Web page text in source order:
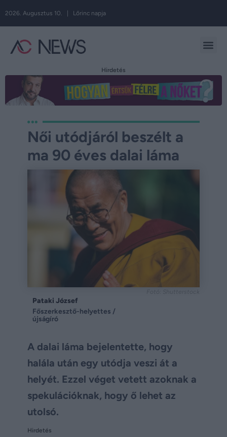
2026. Augusztus 10. | Lőrinc napja
Hirdetés
Női utódjáról beszélt a
ma 90 éves dalai láma
Pataki József
Főszerkesztő-helyettes /
újságíró
A dalai láma bejelentette, hogy
halála után egy utódja veszi át a
helyét. Ezzel véget vetett azoknak a
spekulációknak, hogy ő lehet az
utolsó.
Hirdetés